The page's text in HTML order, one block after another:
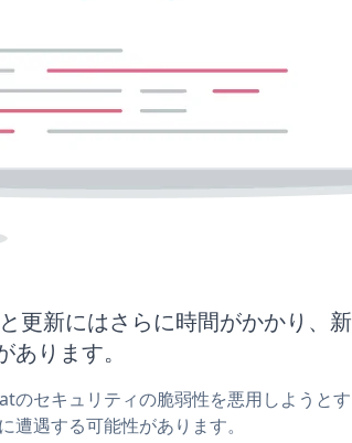
更新にはさらに時間がかかり、新
ります。
セキュリティの脆弱性を悪用しようとす
遇する可能性があります。